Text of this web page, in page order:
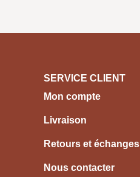
SERVICE CLIENT
Mon compte
Livraison
Retours et échanges
Nous contacter